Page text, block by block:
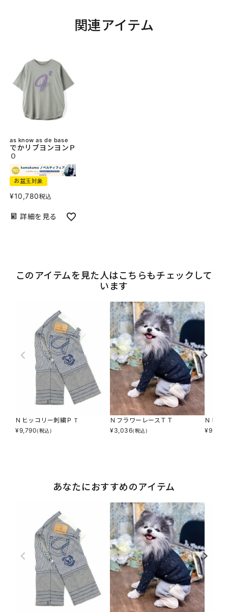
関連アイテム
as know as de base
でかリブヨンヨンＰ
Ｏ
お盆玉対象
¥10,780税込
詳細を見る
このアイテムを見た人はこちらもチェックして
います
Ｎヒッコリー刺繍ＰＴ
¥9,790(税込)
ＮフラワーレースＴＴ
¥3,036(税込)
Ｎヒッ
¥9,790
あなたにおすすめのアイテム